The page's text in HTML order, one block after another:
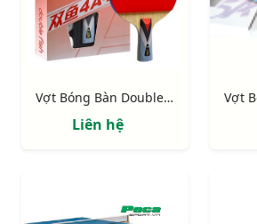
Vợt Bóng Bàn Double Fish 4A-C
Liên hệ